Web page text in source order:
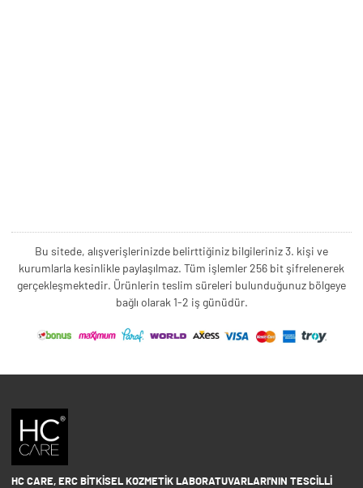
Bu sitede, alışverişlerinizde belirttiğiniz bilgileriniz 3. kişi ve
kurumlarla kesinlikle paylaşılmaz. Tüm işlemler 256 bit şifrelenerek
gerçekleşmektedir. Ürünlerin teslim süreleri bulunduğunuz bölgeye
bağlı olarak 1-2 iş günüdür.
HC CARE, ERC BITKISEL KOZMETIK LABORATUVARLARI'NIN TESCILLI